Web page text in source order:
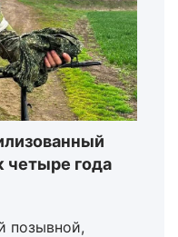
четыре года
позывной,